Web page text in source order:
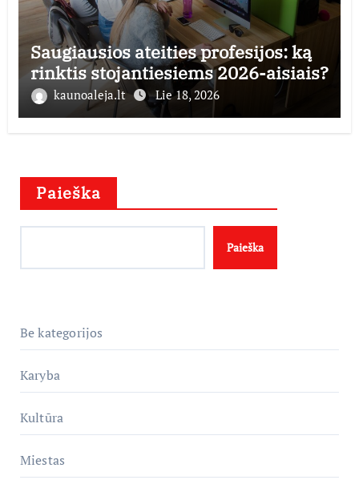
Saugiausios ateities profesijos: ką
rinktis stojantiesiems 2026-aisiais?
kaunoaleja.lt Lie 18, 2026
Paieška
Paieška
Be kategorijos
Karyba
Kultūra
Miestas